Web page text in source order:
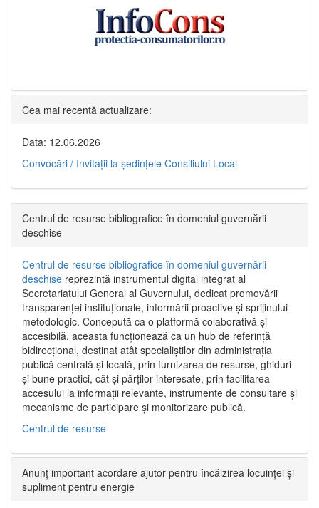
Cea mai recentă actualizare:
Data: 12.06.2026
Convocări / Invitaţii la şedinţele Consiliului Local
Centrul de resurse bibliografice în domeniul guvernării
deschise
Centrul de resurse bibliografice în domeniul guvernării
deschise reprezintă instrumentul digital integrat al
Secretariatului General al Guvernului, dedicat promovării
transparenței instituționale, informării proactive și sprijinului
metodologic. Concepută ca o platformă colaborativă și
accesibilă, aceasta funcționează ca un hub de referință
bidirecțional, destinat atât specialiștilor din administrația
publică centrală și locală, prin furnizarea de resurse, ghiduri
și bune practici, cât și părților interesate, prin facilitarea
accesului la informații relevante, instrumente de consultare și
mecanisme de participare și monitorizare publică.
Centrul de resurse
Anunț important acordare ajutor pentru încălzirea locuinței și
supliment pentru energie